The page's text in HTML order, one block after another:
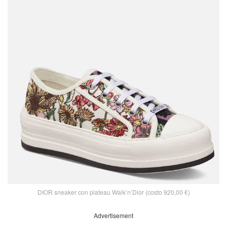
DIOR sneaker con plateau Walk’n’Dior (costo 920,00 €)
Advertisement